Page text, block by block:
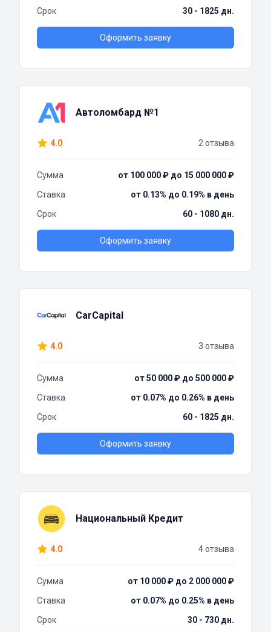
Срок
30 - 1825 дн.
Оформить заявку
Автоломбард №1
4.0 2 отзыва
Сумма
от 100 000 ₽ до 15 000 000 ₽
Ставка
от 0.13% до 0.19% в день
Срок
60 - 1080 дн.
Оформить заявку
CarCapital
4.0 3 отзыва
Сумма
от 50 000 ₽ до 500 000 ₽
Ставка
от 0.07% до 0.26% в день
Срок
60 - 1825 дн.
Оформить заявку
Национальный Кредит
4.0 4 отзыва
Сумма
от 10 000 ₽ до 2 000 000 ₽
Ставка
от 0.07% до 0.25% в день
Срок
30 - 730 дн.